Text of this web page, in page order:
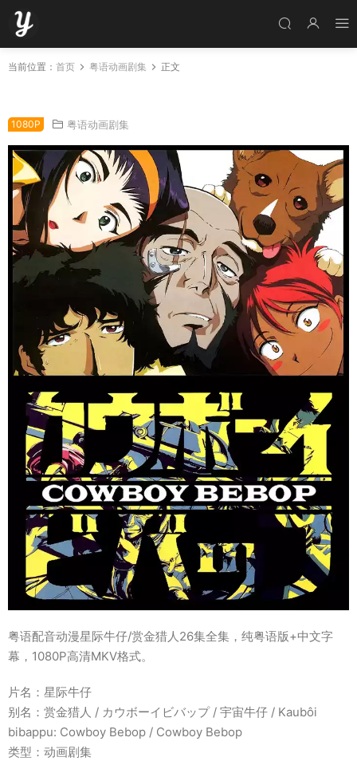
当前位置： 首页 粤语动画剧集 正文
1080P 粤语动画剧集
粤语配音动漫星际牛仔/赏金猎人26集全集，纯粤语版+中文字
幕，1080P高清MKV格式。
片名：星际牛仔
别名：赏金猎人 / カウボーイビバップ / 宇宙牛仔 / Kaubôi
bibappu: Cowboy Bebop / Cowboy Bebop
类型：动画剧集